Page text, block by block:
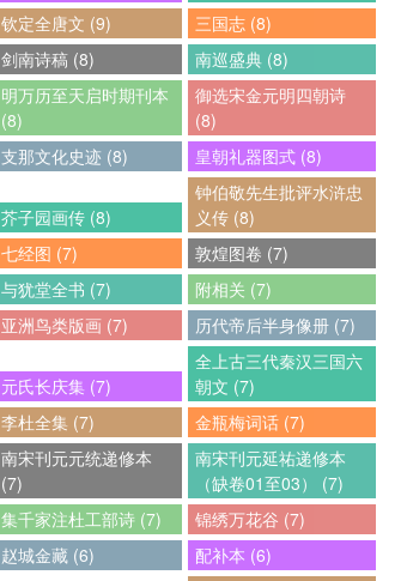
钦定全唐文 (9)
三国志 (8)
剑南诗稿 (8)
南巡盛典 (8)
明万历至天启时期刊本
(8)
御选宋金元明四朝诗
(8)
支那文化史迹 (8)
皇朝礼器图式 (8)
芥子园画传 (8)
钟伯敬先生批评水浒忠
义传 (8)
七经图 (7)
敦煌图卷 (7)
与犹堂全书 (7)
附相关 (7)
亚洲鸟类版画 (7)
历代帝后半身像册 (7)
元氏长庆集 (7)
全上古三代秦汉三国六
朝文 (7)
李杜全集 (7)
金瓶梅词话 (7)
南宋刊元元统递修本
(7)
南宋刊元延祐递修本
（缺卷01至03） (7)
集千家注杜工部诗 (7)
锦绣万花谷 (7)
赵城金藏 (6)
配补本 (6)